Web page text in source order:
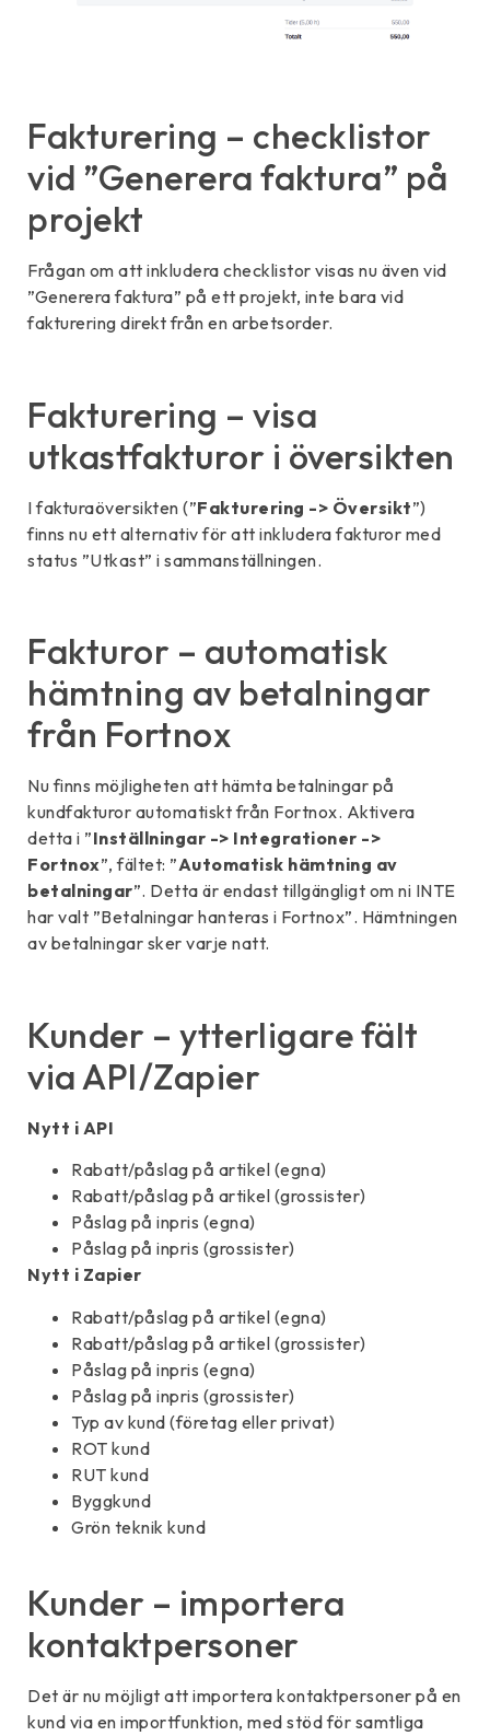
Fakturering – checklistor
vid ”Generera faktura” på
projekt
Frågan om att inkludera checklistor visas nu även vid
”Generera faktura” på ett projekt, inte bara vid
fakturering direkt från en arbetsorder.
Fakturering – visa
utkastfakturor i översikten
I fakturaöversikten (”Fakturering -> Översikt”)
finns nu ett alternativ för att inkludera fakturor med
status ”Utkast” i sammanställningen.
Fakturor – automatisk
hämtning av betalningar
från Fortnox
Nu finns möjligheten att hämta betalningar på
kundfakturor automatiskt från Fortnox. Aktivera
detta i ”Inställningar -> Integrationer ->
Fortnox”, fältet: ”Automatisk hämtning av
betalningar”. Detta är endast tillgängligt om ni INTE
har valt ”Betalningar hanteras i Fortnox”. Hämtningen
av betalningar sker varje natt.
Kunder – ytterligare fält
via API/Zapier
Nytt i API
Rabatt/påslag på artikel (egna)
Rabatt/påslag på artikel (grossister)
Påslag på inpris (egna)
Påslag på inpris (grossister)
Nytt i Zapier
Rabatt/påslag på artikel (egna)
Rabatt/påslag på artikel (grossister)
Påslag på inpris (egna)
Påslag på inpris (grossister)
Typ av kund (företag eller privat)
ROT kund
RUT kund
Byggkund
Grön teknik kund
Kunder – importera
kontaktpersoner
Det är nu möjligt att importera kontaktpersoner på en
kund via en importfunktion, med stöd för samtliga